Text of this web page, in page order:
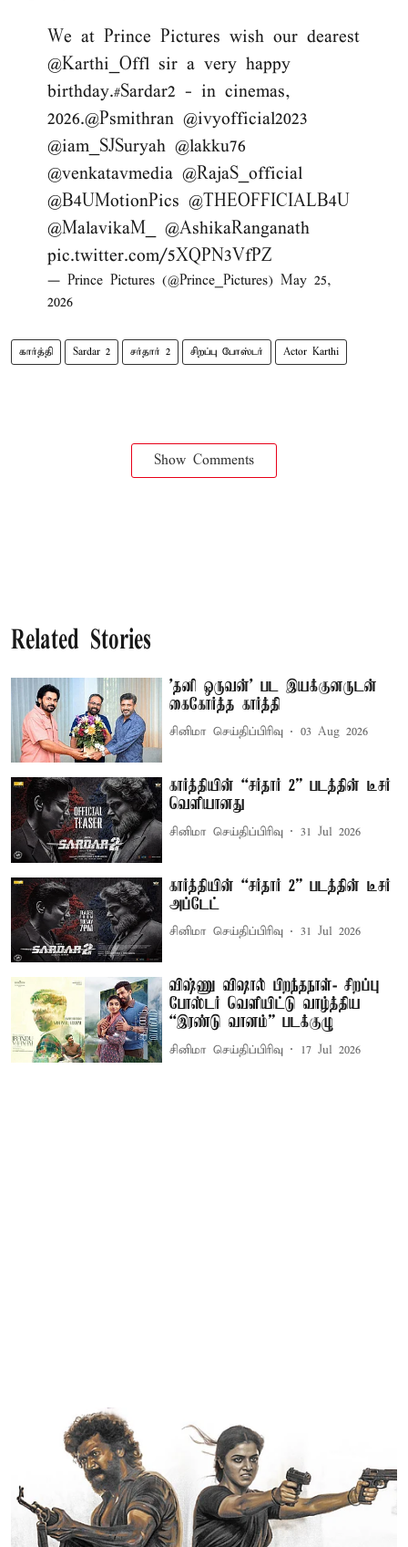
We at Prince Pictures wish our dearest
@Karthi_Offl sir a very happy
birthday.#Sardar2 - in cinemas,
2026.@Psmithran @ivyofficial2023
@iam_SJSuryah @lakku76
@venkatavmedia @RajaS_official
@B4UMotionPics @THEOFFICIALB4U
@MalavikaM_
@AshikaRanganath
pic.twitter.com/5XQPN3VfPZ
— Prince Pictures (@Prince_Pictures) May 25,
2026
கார்த்தி Sardar 2 சர்தார் 2 சிறப்பு போஸ்டர் Actor Karthi
Show Comments
Related Stories
'தனி ஒருவன்' பட இயக்குனருடன்
கைகோர்த்த கார்த்தி
சினிமா செய்திப்பிரிவு 03 Aug 2026
கார்த்தியின் “சர்தார் 2” படத்தின் டீசர்
வெளியானது
சினிமா செய்திப்பிரிவு 31 Jul 2026
கார்த்தியின் “சர்தார் 2” படத்தின் டீசர்
அப்டேட்
சினிமா செய்திப்பிரிவு 31 Jul 2026
விஷ்ணு விஷால் பிறந்தநாள்- சிறப்பு
போஸ்டர் வெளியிட்டு வாழ்த்திய
“இரண்டு வானம்” படக்குழு
சினிமா செய்திப்பிரிவு 17 Jul 2026